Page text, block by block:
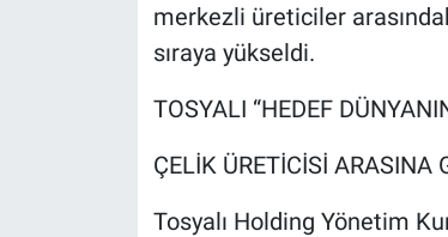
merkezli üreticiler
sıraya yükseldi.
TOSYALI “HEDEF
ÇELİK ÜRETİCİSİ ARASINA
Tosyalı Holding Yönetim